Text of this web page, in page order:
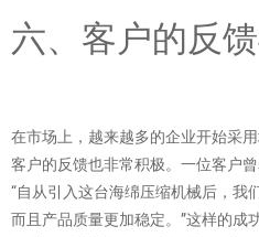
六、客户的反
在市场上，越来越多的企业开始采
客户的反馈也非常积极。一位客户曾
“自从引入这台海绵压缩机械后，我
而且产品质量更加稳定。”这样的成